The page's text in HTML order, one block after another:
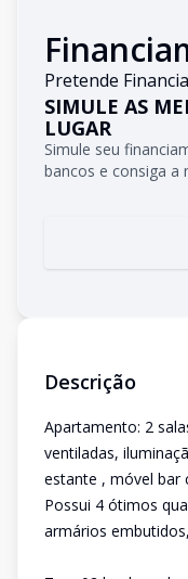
Pretende
SIMULE AS
LUGAR
Simule seu
bancos e consiga a
Descrição
Apartamento: 2
ventiladas,
estante , móvel bar
Possui 4 ótimos
armários